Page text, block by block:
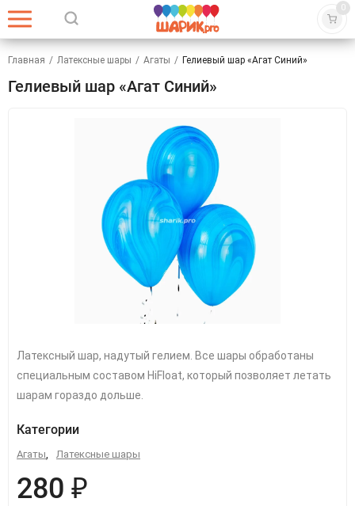
0
Главная / Латексные шары / Агаты / Гелиевый шар «Агат Синий»
Гелиевый шар «Агат Синий»
Латексный шар, надутый гелием. Все шары обработаны
специальным составом HiFloat, который позволяет летать
шарам гораздо дольше.
Категории
Агаты, Латексные шары
280 ₽